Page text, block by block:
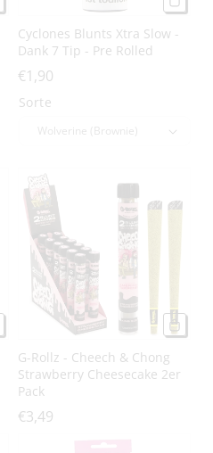
Cyclones Blunts Xtra Slow -
Dank 7 Tip - Pre Rolled
€1,90
Sorte
G-Rollz - Cheech & Chong
Strawberry Cheesecake 2er
Pack
€3,49